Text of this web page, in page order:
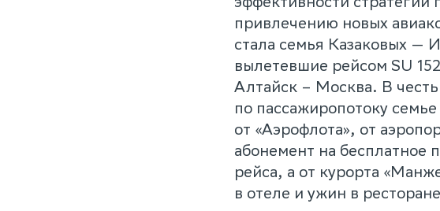
привлечению новых
стала семья Казаковых —
вылетевшие рейсом SU
Алтайск – Москва. В
по пассажиропотоку
от «Аэрофлота», от
абонемент на бесплатное
рейса, а от курорта
в отеле и ужин в